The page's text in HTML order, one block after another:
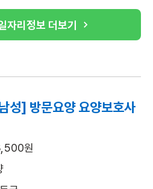
자리정보 더보기
] 방문요양 요양보호사
원